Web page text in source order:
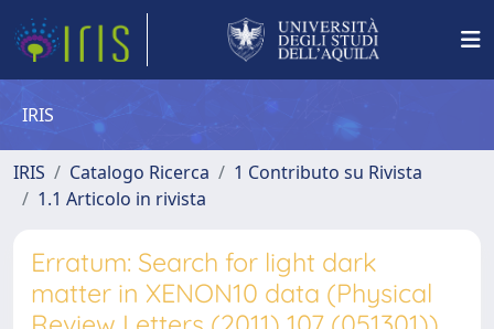
IRIS
IRIS Catalogo Ricerca
1 Contributo su Rivista
1.1 Articolo in rivista
Erratum: Search for light dark
matter in XENON10 data (Physical